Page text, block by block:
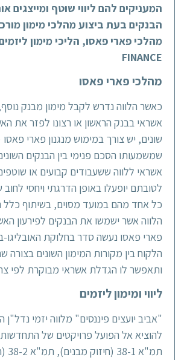
המעניקים להם ליווי שוטף ומייצגים
הבנקים בעת ביצוע מהלכי מימון
FINANCE
מהלכי פארי פאסו
כאשר הלווה נדרש לקבל מימון מבנק
אשראי בבנק הראשון או רצונו לפזר את
שמשמעותו הסכם פנימי בין הבנקים
אשראי ללווה ששעבודים קבועים או
לטובתם יופעלו באופן הדרגתי ויחסי
כל אחד מהם במועד מסוים, בשיתוף כלל
הלווה אשר ישמשו את הבנקים לפירעון
פארי פאסו נעשה סדר בחלוקת האובליגו-
הלקוח בין מקורות המימון השונים בצורה
ותאפשר לו הגדלת אשראי מבוקרת לפי
ליווי ומימון ליזמים
"אביב יועצים פיננסים" מלווה יזמי נדל"ן
להוציא אל הפועל פרויקטים של התחדשות